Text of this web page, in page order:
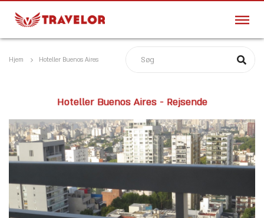
Hjem Hoteller Buenos Aires
Hoteller Buenos Aires - Rejsende